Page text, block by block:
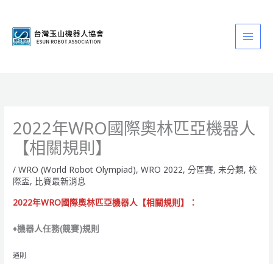
2022年WRO國際奧林匹亞機器人
【相關規則】
/WRO (World Robot Olympiad),WRO 2022,分區賽,未分類,校
際盃, 比賽最新消息
2022年WRO國際奧林匹亞機器人【相關規則】：
♦機器人任務(競賽)規則
通則